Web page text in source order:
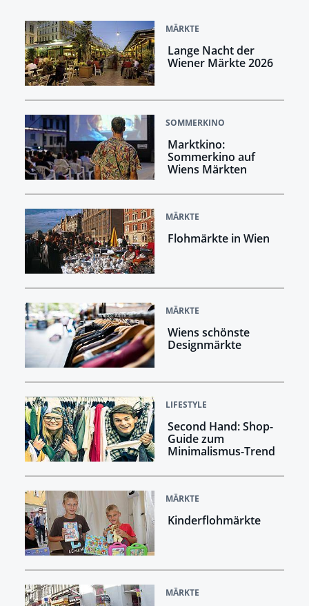
MÄRKTE
Lange Nacht der
Wiener Märkte 2026
SOMMERKINO
Marktkino:
Sommerkino auf
Wiens Märkten
MÄRKTE
Flohmärkte in Wien
MÄRKTE
Wiens schönste
Designmärkte
LIFESTYLE
Second Hand: Shop-
Guide zum
Minimalismus-Trend
MÄRKTE
Kinderflohmärkte
MÄRKTE